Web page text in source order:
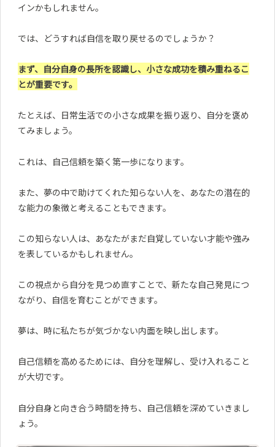
インかもしれません。
では、どうすれば自信を取り戻せるのでしょうか？
まず、自分自身の長所を認識し、小さな成功を積み重ねるこ
とが重要です。
たとえば、日常生活での小さな成果を振り返り、自分を褒め
てみましょう。
これは、自己信頼を築く第一歩になります。
また、夢の中で助けてくれた知らない人を、あなたの潜在的
な能力の象徴と考えることもできます。
この知らない人は、あなたがまだ自覚していない才能や強み
を表しているかもしれません。
この視点から自分を見つめ直すことで、新たな自己発見につ
ながり、自信を育むことができます。
夢は、時に私たちが気づかない内面を映し出します。
自己信頼を高めるためには、自分を理解し、受け入れること
が大切です。
自分自身と向き合う時間を持ち、自己信頼を深めていきまし
ょう。